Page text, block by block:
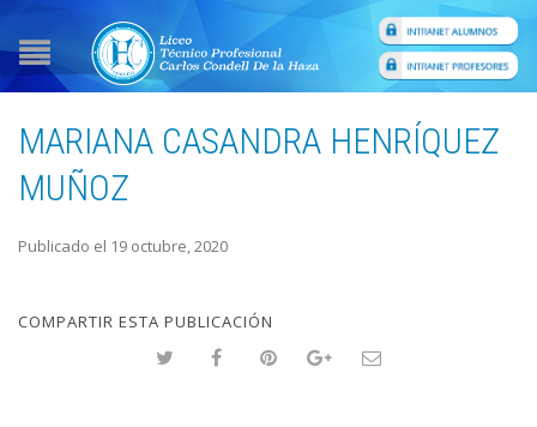
MARIANA CASANDRA HENRÍQUEZ
MUÑOZ
Publicado el 19 octubre, 2020
COMPARTIR ESTA PUBLICACIÓN